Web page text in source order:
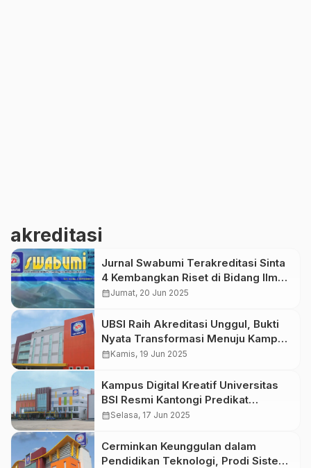
akreditasi
Jurnal Swabumi Terakreditasi Sinta
4 Kembangkan Riset di Bidang Ilmu
Komputer dan Sosial
calendar_monthJumat, 20 Jun 2025
UBSI Raih Akreditasi Unggul, Bukti
Nyata Transformasi Menuju Kampus
Masa Depan
calendar_monthKamis, 19 Jun 2025
Kampus Digital Kreatif Universitas
BSI Resmi Kantongi Predikat
Akreditasi Unggul dari BAN-PT
calendar_monthSelasa, 17 Jun 2025
Cerminkan Keunggulan dalam
Pendidikan Teknologi, Prodi Sistem